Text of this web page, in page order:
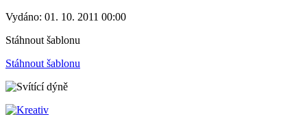
Vydáno: 01. 10. 2011 00:00
Stáhnout šablonu
Stáhnout šablonu